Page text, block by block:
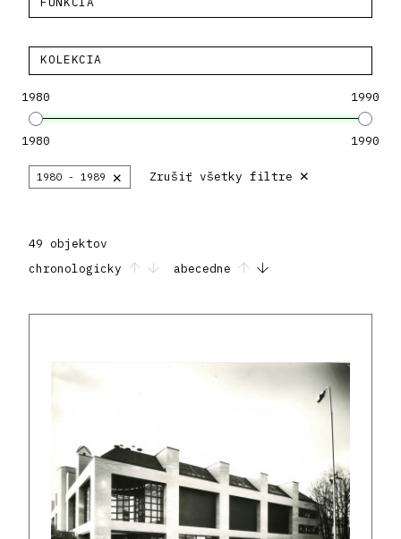
KOLEKCIA
1980 1990
1980 1990
1980 - 1989 × Zrušiť všetky filtre ×
49 objektov
chronologicky
abecedne